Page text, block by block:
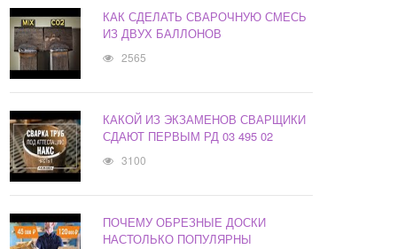
КАК СДЕЛАТЬ СВАРОЧНУЮ СМЕСЬ
ИЗ ДВУХ БАЛЛОНОВ
2565
КАКОЙ ИЗ ЭКЗАМЕНОВ СВАРЩИКИ
СДАЮТ ПЕРВЫМ РД 03 495 02
3100
ПОЧЕМУ ОБРЕЗНЫЕ ДОСКИ
НАСТОЛЬКО ПОПУЛЯРНЫ